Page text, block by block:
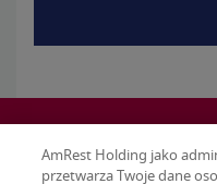
AmRest Holding jako
przetwarza Twoje dane